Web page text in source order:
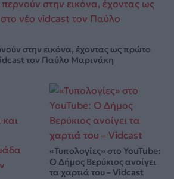
στην εικόνα, έχοντας ως πρώτο
τον Παύλο Μαρινάκη
«Τυπολογίες» στο YouTube:
Ο Δήμος Βερύκιος ανοίγει
τα χαρτιά του – Vidcast